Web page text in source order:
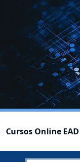
Cursos Online EAD